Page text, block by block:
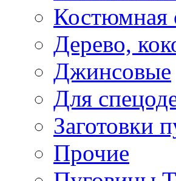
Костюмная
Дерево,
Джинсовые
Для
Заготовки
Прочие